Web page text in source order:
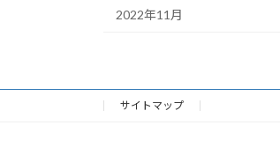
2022年11月
サイトマップ